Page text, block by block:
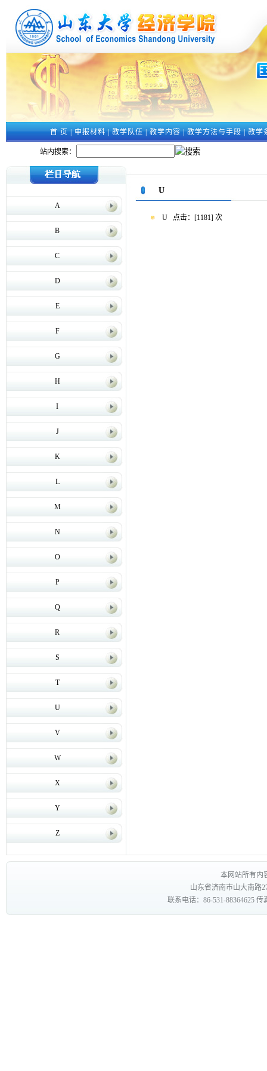
首 页|申报材料|教学队伍|教学内容|教学方法与手段|教学
站内搜索：
A
B
C
D
E
F
G
H
I
J
K
L
M
N
O
P
Q
R
S
T
U
V
W
X
Y
Z
U
U点击：[1181] 次
本网站所有内
山东省济南市山大南路
联系电话：86-531-88364625 传